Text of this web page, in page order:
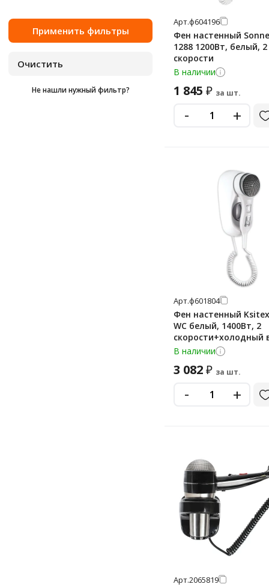
Не нашли нужный фильтр?
Арт.ф604196
Фен настенный
1288 1200Вт, белый, 2
скорости
В наличии
1 845 ₽ за шт.
- +
Арт.ф601804
Фен настенный
WC белый, 1400Вт, 2
скорости+холодный
В наличии
3 082₽ за шт.
- +
Арт.2065819